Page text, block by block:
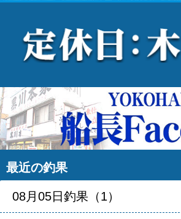
最近の釣果
08月05日釣果（1）